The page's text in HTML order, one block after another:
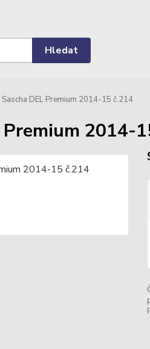
Hledat
Sascha DEL Premium 2014-15 č.214
Premium 2014-